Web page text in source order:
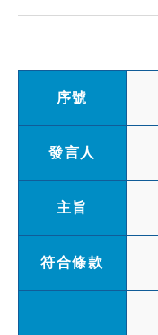
序號
發言人
主旨
符合條款